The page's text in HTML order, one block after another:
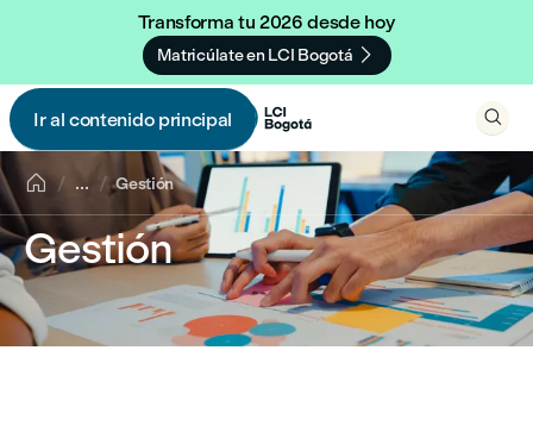
Transforma tu 2026 desde hoy
Matricúlate en LCI Bogotá 
Ir al contenido principal
 
 ... Gestión
Gestión